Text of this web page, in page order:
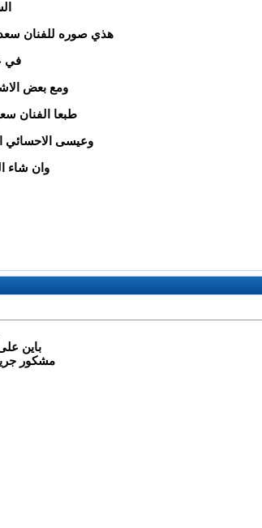
هذي صوره للفنان
في عام
ومع بعض
طبعا الفنان
وعيسى
وان شاء
باين
مشكور